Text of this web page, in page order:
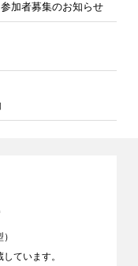
加者募集のお知らせ
しています。